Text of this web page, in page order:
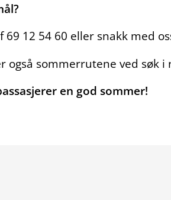
69 12 54 60 eller snakk med
også sommerrutene ved søk
en god sommer!